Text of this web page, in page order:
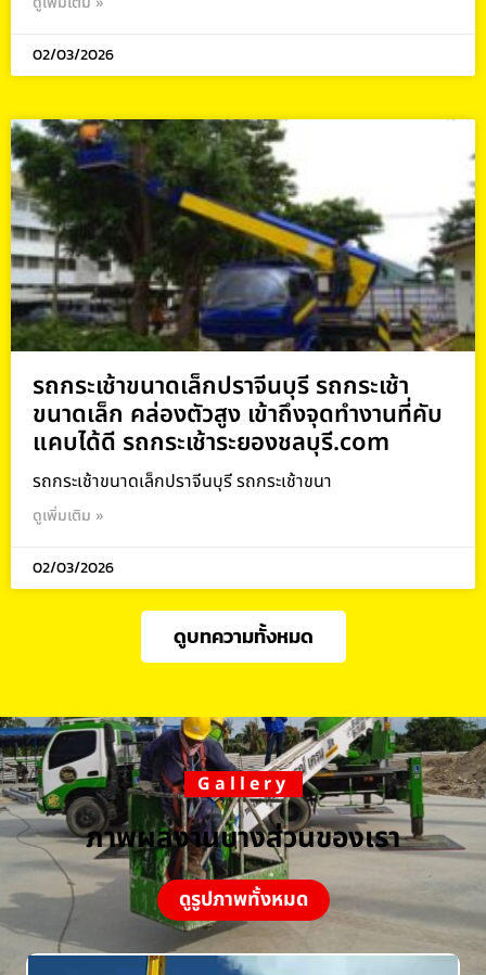
02/03/2026
รถกระเช้าขนาดเล็กปราจีนบุรี รถกระเช้า
ขนาดเล็ก คล่องตัวสูง เข้าถึงจุดทำงานที่คับ
แคบได้ดี รถกระเช้าระยองชลบุรี.com
รถกระเช้าขนาดเล็กปราจีนบุรี รถกระเช้าขนา
ดูเพิ่มเติม »
02/03/2026
ดูบทความทั้งหมด
Gallery
ภาพผลงานบางส่วนของเรา
ดูรูปภาพทั้งหมด